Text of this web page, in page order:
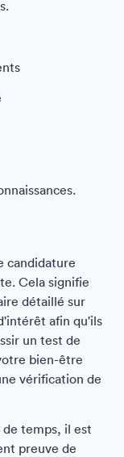
candidature
Cela signifie
détaillé sur
afin qu'ils
un test de
bien-être
vérification de
temps, il est
preuve de